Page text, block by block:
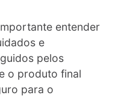
entender
e
pelos
o produto final
para o